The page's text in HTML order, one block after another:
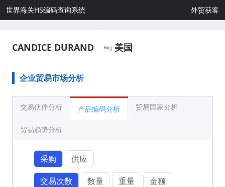
世界海关HS编码查询系统 外贸获客
CANDICE DURAND 美国
企业贸易市场分析
交易伙伴分析 产品编码分析 贸易国家分析
贸易趋势分析
采购
供应
交易次数
数量 重量 金额